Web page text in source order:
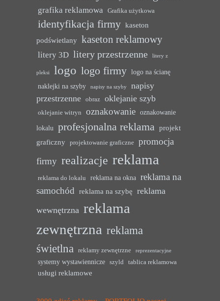
grafika reklamowa Grafika użytkowa
identyfikacja firmy kaseton
podświetlany kaseton reklamowy
litery 3D litery przestrzenne litery z
pleksi logo logo firmy logo na ścianę
naklejki na szyby
napisy na szyby
napisy
przestrzenne
obraz oklejanie szyb
oklejanie witryn oznakowanie oznakowanie
lokalu profesjonalna reklama projekt
graficzny
projektowanie graficzne
promocja
firmy realizacje reklama
reklama do lokalu reklama na okna reklama na
samochód reklama na szybę reklama
wewnętrzna reklama
zewnętrzna reklama
świetlna
reklamy zewnętrzne reprezentacyjne
systemy wystawiennicze szyld tablica reklamowa
usługi reklamowe